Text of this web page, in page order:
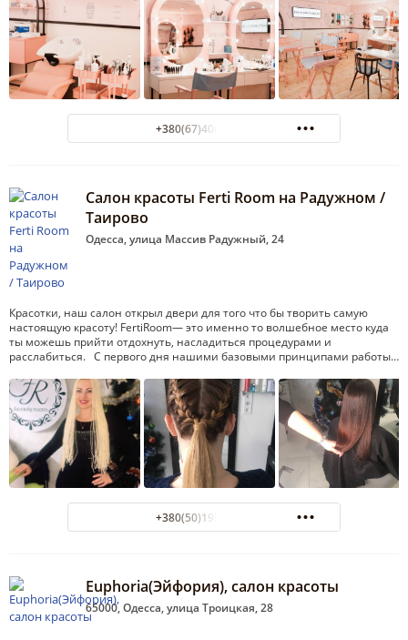
+380(67)400-81-11
Салон красоты Ferti Room на Радужном /
Таирово
Одесса, улица Массив Радужный, 24
Красотки, наш салон открыл двери для того что бы творить самую
настоящую красоту! FertiRoom— это именно то волшебное место куда
ты можешь прийти отдохнуть, насладиться процедурами и
расслабиться. С первого дня нашими базовыми принципами работы…
+380(50)195-98-92
Euphoria(Эйфория), салон красоты
65000, Одесса, улица Троицкая, 28